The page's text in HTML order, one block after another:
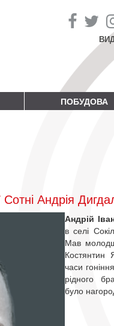
ПОБУДОВА
Андрія
Андрій
в селі
Мав
Костянтин
часи
рідного
було